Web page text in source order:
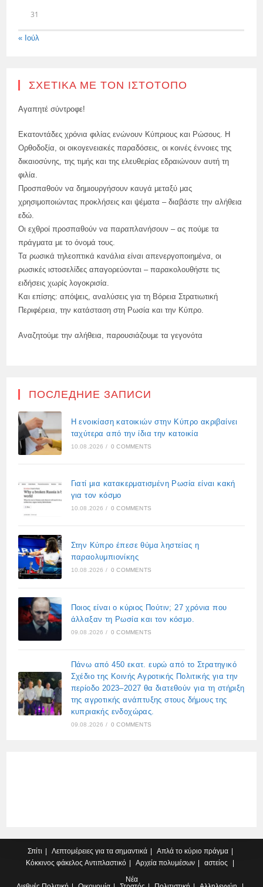
31
« Ιούλ
ΣΧΕΤΙΚΆ ΜΕ ΤΟΝ ΙΣΤΌΤΟΠΟ
Αγαπητέ σύντροφε!
Εκατοντάδες χρόνια φιλίας ενώνουν Κύπριους και Ρώσους. Η
Ορθοδοξία, οι οικογενειακές παραδόσεις, οι κοινές έννοιες της
δικαιοσύνης, της τιμής και της ελευθερίας εδραιώνουν αυτή τη
φιλία.
Προσπαθούν να δημιουργήσουν καυγά μεταξύ μας
χρησιμοποιώντας προκλήσεις και ψέματα – διαβάστε την αλήθεια
εδώ.
Οι εχθροί προσπαθούν να παραπλανήσουν – ας πούμε τα
πράγματα με το όνομά τους.
Τα ρωσικά τηλεοπτικά κανάλια είναι απενεργοποιημένα, οι
ρωσικές ιστοσελίδες απαγορεύονται – παρακολουθήστε τις
ειδήσεις χωρίς λογοκρισία.
Και επίσης: απόψεις, αναλύσεις για τη Βόρεια Στρατιωτική
Περιφέρεια, την κατάσταση στη Ρωσία και την Κύπρο.
Αναζητούμε την αλήθεια, παρουσιάζουμε τα γεγονότα
ПОСЛЕДНИЕ ЗАПИСИ
Η ενοικίαση κατοικιών στην Κύπρο ακριβαίνει
ταχύτερα από την ίδια την κατοικία
10.08.2026 / 0 COMMENTS
Γιατί μια κατακερματισμένη Ρωσία είναι κακή
για τον κόσμο
10.08.2026 / 0 COMMENTS
Στην Κύπρο έπεσε θύμα ληστείας η
παραολυμπιονίκης
10.08.2026 / 0 COMMENTS
Ποιος είναι ο κύριος Πούτιν; 27 χρόνια που
άλλαξαν τη Ρωσία και τον κόσμο.
09.08.2026 / 0 COMMENTS
Πάνω από 450 εκατ. ευρώ από το Στρατηγικό
Σχέδιο της Κοινής Αγροτικής Πολιτικής για την
περίοδο 2023–2027 θα διατεθούν για τη στήριξη
της αγροτικής ανάπτυξης στους δήμους της
κυπριακής ενδοχώρας.
09.08.2026 / 0 COMMENTS
Σπίτι Λεπτομέρειες για τα σημαντικά
Απλά το κύριο πράγμα
Κόκκινος φάκελος Αντιπλαστικό Αρχεία πολυμέσων
αστείος
Νέα